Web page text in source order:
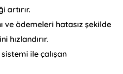
artırır.
ve ödemeleri hatasız şekilde
hızlandırır.
ile çalışan